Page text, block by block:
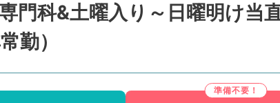
専門科&土曜入り～日曜明け
勤）